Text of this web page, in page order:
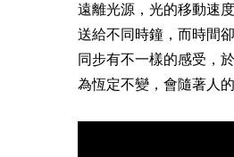
遠離光源，光的移動速
送給不同時鐘，而時間
同步有不一樣的感受，
為恆定不變，會隨著人